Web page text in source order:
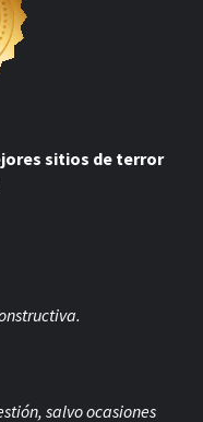
sitios de terror
salvo ocasiones